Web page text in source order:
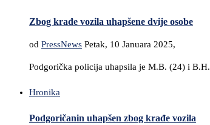
Zbog krađe vozila uhapšene dvije osobe
od PressNews Petak, 10 Januara 2025,
Podgorička policija uhapsila je M.B. (24) i
Hronika
Podgoričanin uhapšen zbog krađe vozila